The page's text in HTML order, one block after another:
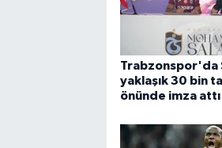
Trabzonspor'da
yaklaşık 30 bin
önünde imza attı